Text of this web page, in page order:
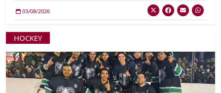
03/08/2026
HOCKEY